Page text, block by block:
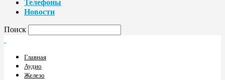
Телефоны
Новости
Поиск
Главная
Аудио
Железо